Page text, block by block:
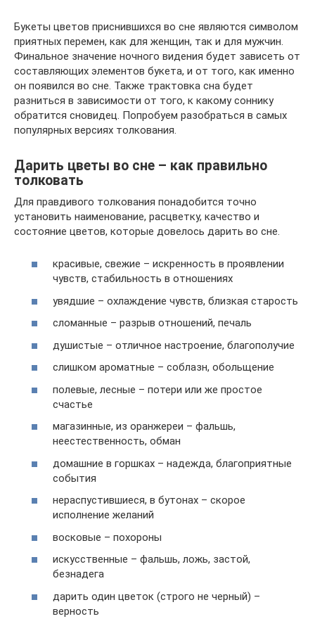
Букеты цветов приснившихся во сне являются символом
приятных перемен, как для женщин, так и для мужчин.
Финальное значение ночного видения будет зависеть от
составляющих элементов букета, и от того, как именно
он появился во сне. Также трактовка сна будет
разниться в зависимости от того, к какому соннику
обратится сновидец. Попробуем разобраться в самых
популярных версиях толкования.
Дарить цветы во сне – как правильно
толковать
Для правдивого толкования понадобится точно
установить наименование, расцветку, качество и
состояние цветов, которые довелось дарить во сне.
красивые, свежие – искренность в проявлении
чувств, стабильность в отношениях
увядшие – охлаждение чувств, близкая старость
сломанные – разрыв отношений, печаль
душистые – отличное настроение, благополучие
слишком ароматные – соблазн, обольщение
полевые, лесные – потери или же простое
счастье
магазинные, из оранжереи – фальшь,
неестественность, обман
домашние в горшках – надежда, благоприятные
события
нераспустившиеся, в бутонах – скорое
исполнение желаний
восковые – похороны
искусственные – фальшь, ложь, застой,
безнадега
дарить один цветок (строго не черный) –
верность